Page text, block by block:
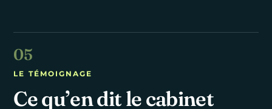
LE TÉMOIGNAGE
Ce qu’en dit le cabinet